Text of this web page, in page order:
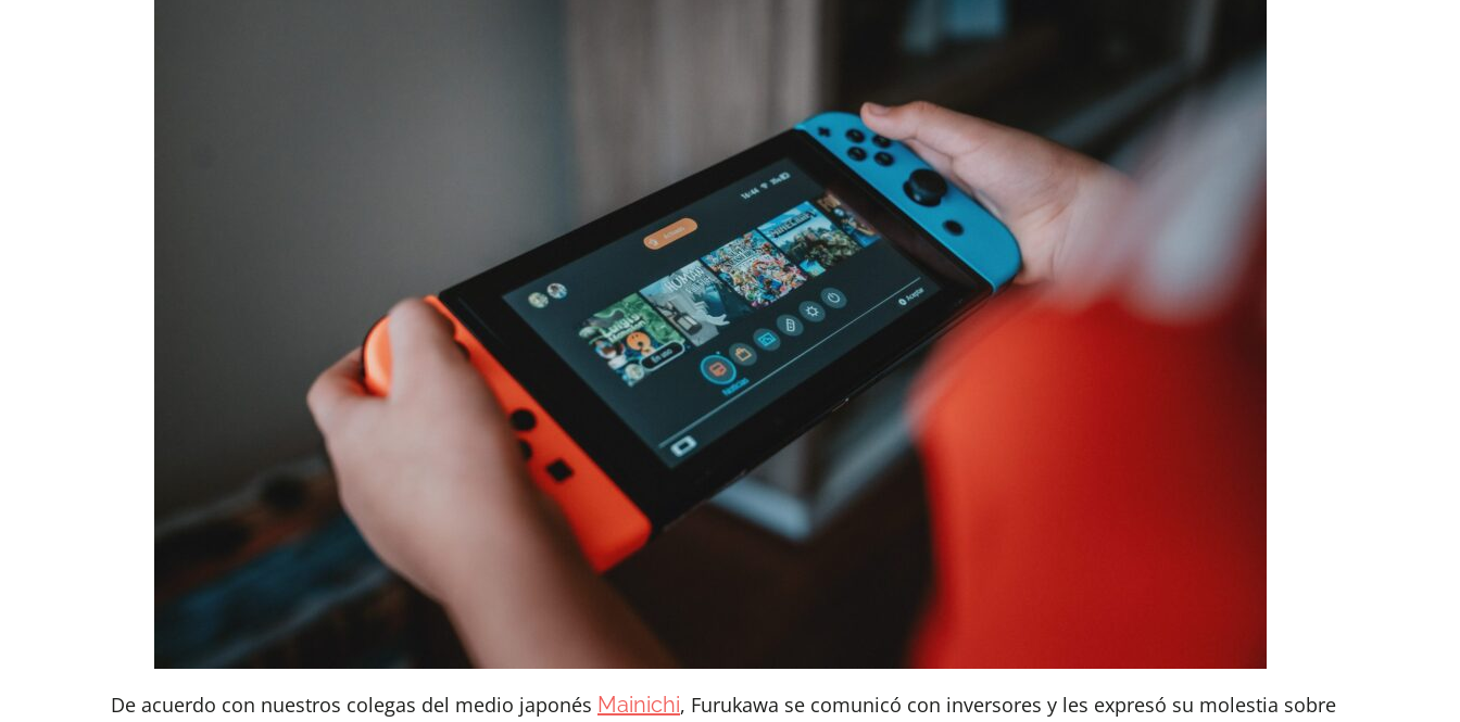
De acuerdo con nuestros colegas del medio japonés Mainichi, Furukawa se comunicó con inversores y les expresó su molestia sobre